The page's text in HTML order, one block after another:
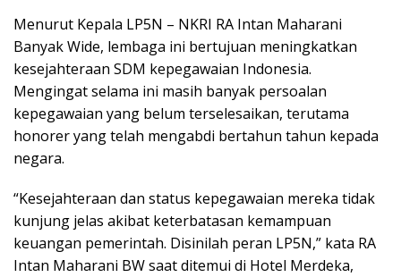
Menurut Kepala LP5N – NKRI RA Intan Maharani
Banyak Wide, lembaga ini bertujuan meningkatkan
kesejahteraan SDM kepegawaian Indonesia.
Mengingat selama ini masih banyak persoalan
kepegawaian yang belum terselesaikan, terutama
honorer yang telah mengabdi bertahun tahun kepada
negara.
“Kesejahteraan dan status kepegawaian mereka tidak
kunjung jelas akibat keterbatasan kemampuan
keuangan pemerintah. Disinilah peran LP5N,” kata RA
Intan Maharani BW saat ditemui di Hotel Merdeka,